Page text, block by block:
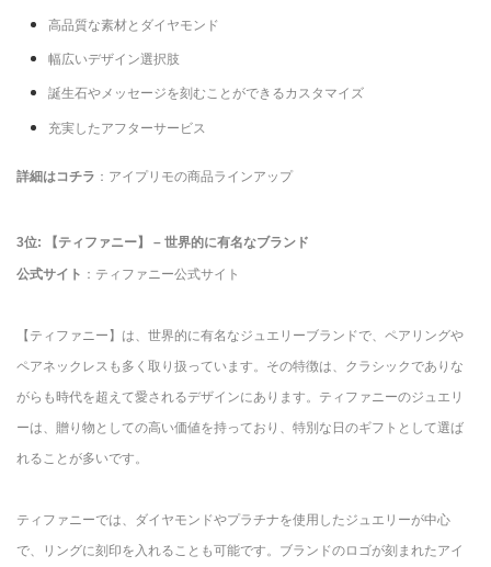
高品質な素材とダイヤモンド
幅広いデザイン選択肢
誕生石やメッセージを刻むことができるカスタマイズ
充実したアフターサービス
詳細はコチラ ：アイプリモの商品ラインアップ
3位: 【ティファニー】 – 世界的に有名なブランド
公式サイト ：ティファニー公式サイト
【ティファニー】は、世界的に有名なジュエリーブランドで、ペアリングや
ペアネックレスも多く取り扱っています。その特徴は、クラシックでありな
がらも時代を超えて愛されるデザインにあります。ティファニーのジュエリ
ーは、贈り物としての高い価値を持っており、特別な日のギフトとして選ば
れることが多いです。
ティファニーでは、ダイヤモンドやプラチナを使用したジュエリーが中心
で、リングに刻印を入れることも可能です。ブランドのロゴが刻まれたアイ